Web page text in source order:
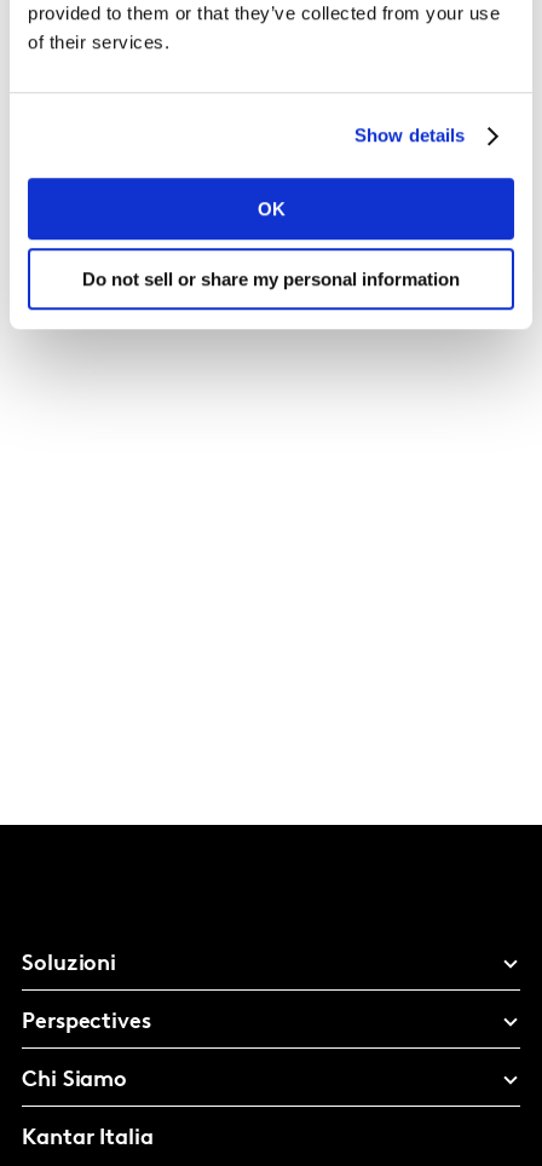
provided to them or that they’ve collected from your use
of their services.
Show details
OK
Do not sell or share my personal information
copia del report in inglese.
Soluzioni
Perspectives
Chi Siamo
Kantar Italia